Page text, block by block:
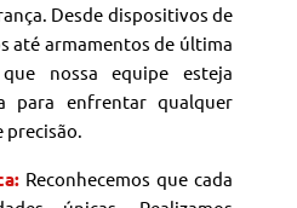
Desde dispositivos de
até armamentos de última
nossa equipe esteja
para enfrentar qualquer
Reconhecemos que cada